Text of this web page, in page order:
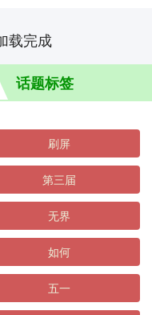
载完成
话题标签
刷屏
第三届
无界
如何
五一